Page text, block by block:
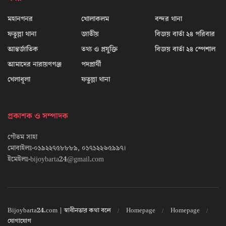
মহানগনর
ফতুল্লা থানা
আন্তর্জাতিক
আমাদের নারায়ণগঞ্জ
খেলাধূলা
খোলাকলম
জাতীয়
তথ্য ও প্রযুক্তি
পদপ্রার্থী
ফতুল্লা থানা
বন্দর থানা
বিজয় বার্তা ২৪ পরিবার
বিজয় বার্তা ২৪ স্পেশাল
প্রকাশক ও সম্পাদক
গৌতম সাহা
মোবাইলঃ-০১৯২২৭৫৮৮৮৯, ০১৭১২২৬৫৯৯৭।
ইমেইলঃ-bijoybarta24@gmail.com
Bijoybarta24.com | স্বাধীনতার কথা বলে Homepage
Homepage
যোগাযোগ